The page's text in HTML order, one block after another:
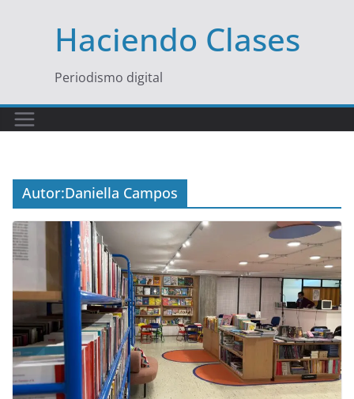
contenidoHaciendo Clases
Periodismo digital
Autor:Daniella Campos